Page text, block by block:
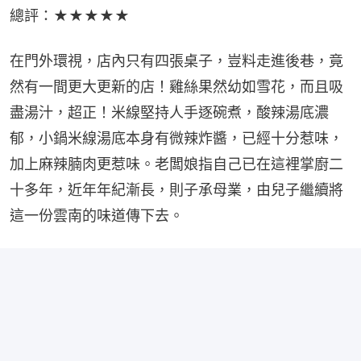
總評：★★★★★
在門外環視，店內只有四張桌子，豈料走進後巷，竟
然有一間更大更新的店！雞絲果然幼如雪花，而且吸
盡湯汁，超正！米線堅持人手逐碗煮，酸辣湯底濃
郁，小鍋米線湯底本身有微辣炸醬，已經十分惹味，
加上麻辣腩肉更惹味。老闆娘指自己已在這裡掌廚二
十多年，近年年紀漸長，則子承母業，由兒子繼續將
這一份雲南的味道傳下去。